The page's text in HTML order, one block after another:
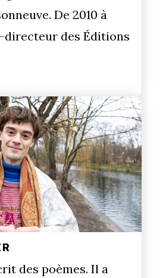
De 2010 à
directeur des Éditions
des poèmes. Il a